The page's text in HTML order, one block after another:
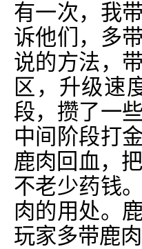
有一次，我
诉他们，多
说的方法，
区，升级速
段，攒了一
中间阶段打
鹿肉回血，
不老少药钱
肉的用处。
玩家多带鹿